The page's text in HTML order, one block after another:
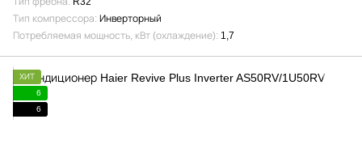
Тип компрессора Инверторный
Потребляемая мощность, кВт (охлаждение) 1,7
ХИТ
6
6